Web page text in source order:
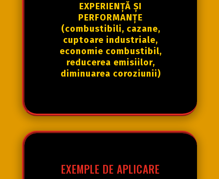
EXPERIENȚĂ ȘI
PERFORMANȚE
(combustibili, cazane,
cuptoare industriale,
economie combustibil,
reducerea emisiilor,
diminuarea coroziunii)
EXEMPLE DE APLICARE